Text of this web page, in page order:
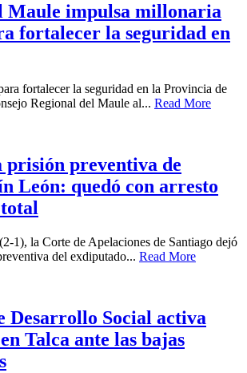
Maule impulsa millonaria
fortalecer la seguridad en
fortalecer la seguridad en la Provincia de
Regional del Maule al... Read More
prisión preventiva de
León: quedó con arresto
1), la Corte de Apelaciones de Santiago dejó
del exdiputado... Read More
Desarrollo Social activa
Talca ante las bajas